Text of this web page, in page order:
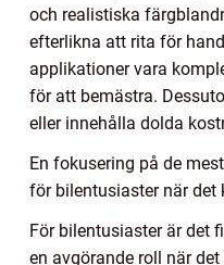
och realistiska
efterlikna att rita för
applikationer vara
för att bemästra.
eller innehålla dolda
En fokusering på de
för bilentusiaster när
För bilentusiaster är det
en avgörande roll när